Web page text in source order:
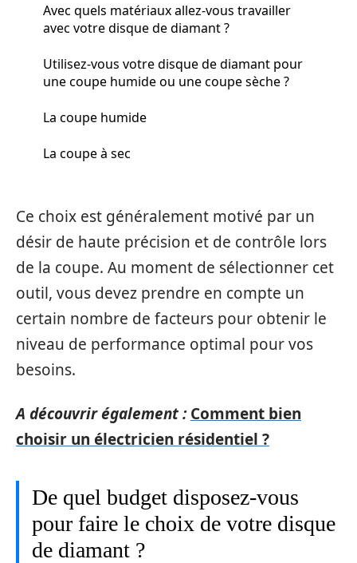
Avec quels matériaux allez-vous travailler
avec votre disque de diamant ?
Utilisez-vous votre disque de diamant pour
une coupe humide ou une coupe sèche ?
La coupe humide
La coupe à sec
Ce choix est généralement motivé par un
désir de haute précision et de contrôle lors
de la coupe. Au moment de sélectionner cet
outil, vous devez prendre en compte un
certain nombre de facteurs pour obtenir le
niveau de performance optimal pour vos
besoins.
A découvrir également : Comment bien
choisir un électricien résidentiel ?
De quel budget disposez-vous
pour faire le choix de votre disque
de diamant ?